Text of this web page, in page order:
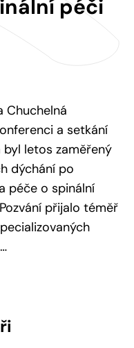
péči
Chuchelná
a setkání
letos zaměřený
dýchání po
péče o spinální
přijalo téměř